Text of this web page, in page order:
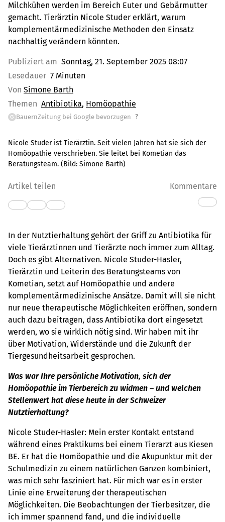
Milchkühen werden im Bereich Euter und Gebärmutter
gemacht. Tierärztin Nicole Studer erklärt, warum
komplementärmedizinische Methoden den Einsatz
nachhaltig verändern könnten.
Publiziert am Sonntag, 21. September 2025 08:07
Lesedauer 7 Minuten
Von Simone Barth
Themen Antibiotika Homöopathie
G BauernZeitung bei Google bevorzugen ?
Nicole Studer ist Tierärztin. Seit vielen Jahren hat sie sich der
Homöopathie verschrieben. Sie leitet bei Kometian das
Beratungsteam. (Bild: Simone Barth)
Artikel teilen Kommentare
In der Nutztierhaltung gehört der Griff zu Antibiotika für
viele Tierärztinnen und Tierärzte noch immer zum Alltag.
Doch es gibt Alternativen. Nicole Studer-Hasler,
Tierärztin und Leiterin des Beratungsteams von
Kometian, setzt auf Homöopathie und andere
komplementärmedizinische Ansätze. Damit will sie nicht
nur neue therapeutische Möglichkeiten eröffnen, sondern
auch dazu beitragen, dass Antibiotika dort eingesetzt
werden, wo sie wirklich nötig sind. Wir haben mit ihr
über Motivation, Widerstände und die Zukunft der
Tiergesundheitsarbeit gesprochen.
Was war Ihre persönliche Motivation, sich der
Homöopathie im Tierbereich zu widmen – und welchen
Stellenwert hat diese heute in der Schweizer
Nutztierhaltung?
Nicole Studer-Hasler: Mein erster Kontakt entstand
während eines Praktikums bei einem Tierarzt aus Kiesen
BE. Er hat die Homöopathie und die Akupunktur mit der
Schulmedizin zu einem natürlichen Ganzen kombiniert,
was mich sehr fasziniert hat. Für mich war es in erster
Linie eine Erweiterung der therapeutischen
Möglichkeiten. Die Beobachtungen der Tierbesitzer, die
ich immer spannend fand, und die individuelle